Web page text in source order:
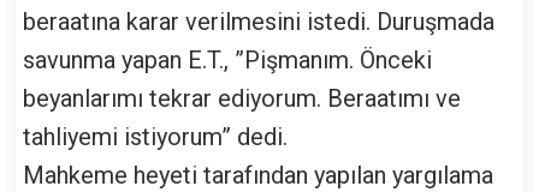
beraatına karar verilmesini istedi. Duruşmada
savunma yapan E.T., ”Pişmanım. Önceki
beyanlarımı tekrar ediyorum. Beraatımı ve
tahliyemi istiyorum” dedi.
Mahkeme heyeti tarafından yapılan yargılama